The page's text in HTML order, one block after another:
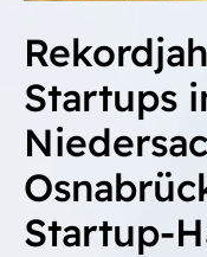
Startups
Startup-